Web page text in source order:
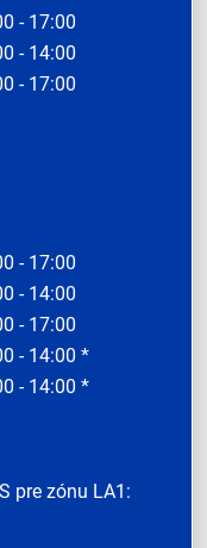
- 17:00
- 14:00
- 17:00
- 17:00
- 14:00
- 17:00
- 14:00 *
- 14:00 *
pre zónu LA1: